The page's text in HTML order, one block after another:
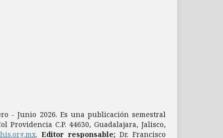
- Junio 2026. Es una publicación semestral
Providencia C.P. 44630, Guadalajara, Jalisco,
. Editor responsable;Dr. Francisco